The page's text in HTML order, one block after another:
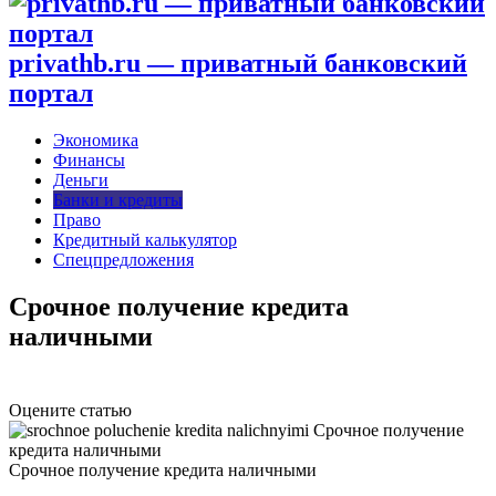
privathb.ru — приватный банковский
портал
Экономика
Финансы
Деньги
Банки и кредиты
Право
Кредитный калькулятор
Спецпредложения
Срочное получение кредита
наличными
Оцените статью
Срочное получение кредита наличными